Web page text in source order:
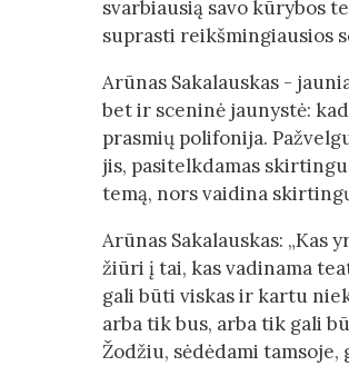
svarbiausią savo kūrybos
suprasti reikšmingiausios
Arūnas Sakalauskas -
bet ir sceninė jaunystė:
prasmių polifonija.
jis, pasitelkdamas
temą, nors vaidina
Arūnas Sakalauskas: „Kas
žiūri į tai, kas vadinama
gali būti viskas ir kartu
arba tik bus, arba tik gali
Žodžiu, sėdėdami